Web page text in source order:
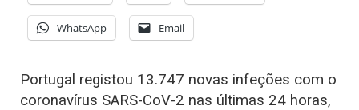
WhatsApp Email
Portugal registou 13.747 novas infeções com o
coronavírus SARS-CoV-2 nas últimas 24 horas,